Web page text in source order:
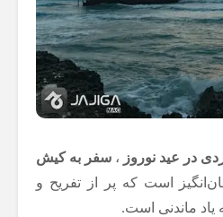
در عید نوروز ، سفر به کیش
است که پر از تفریح و
ماندنی است.